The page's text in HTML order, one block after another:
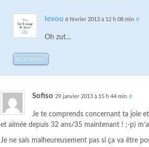
lexou 6 février 2013 à 12 h 08 min #
Oh zut…
RÉPONDRE
Sofiso 29 janvier 2013 à 15 h 44 min #
Je te comprends concernant ta joie
et aimée depuis 32 ans/35 maintenant ! ;-p)
Je ne sais malheureusement pas si ça va être